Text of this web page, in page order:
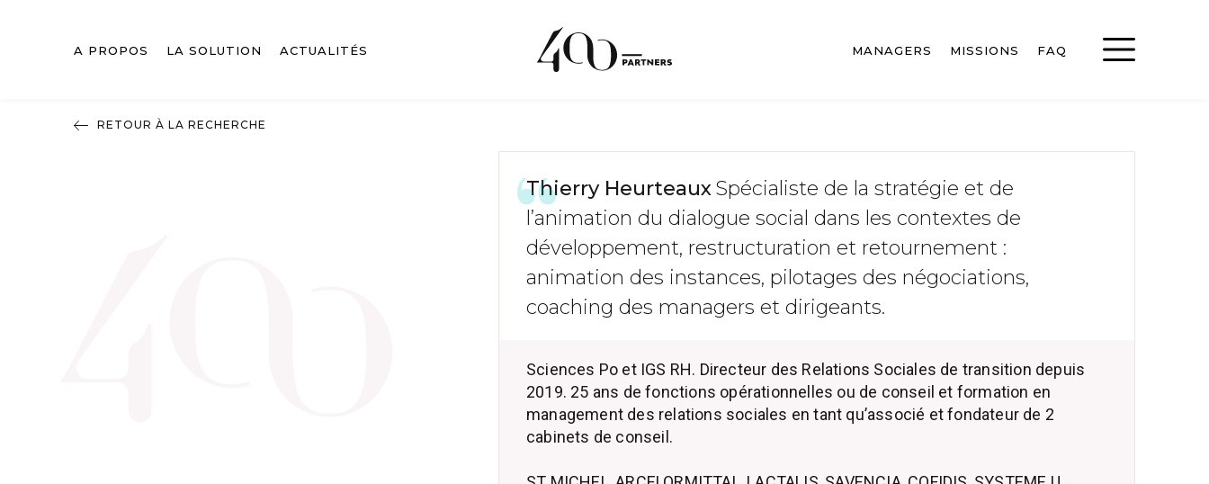
A PROPOS LA SOLUTION ACTUALITÉS MANAGERS MISSIONS FAQ
RETOUR À LA RECHERCHE
Thierry HeurteauxSpécialiste de la stratégie et de
l’animation du dialogue social dans les contextes de
développement, restructuration et retournement :
animation des instances, pilotages des négociations,
coaching des managers et dirigeants.
Sciences Po et IGS RH. Directeur des Relations Sociales de transition depuis
2019. 25 ans de fonctions opérationnelles ou de conseil et formation en
management des relations sociales en tant qu’associé et fondateur de 2
cabinets de conseil.